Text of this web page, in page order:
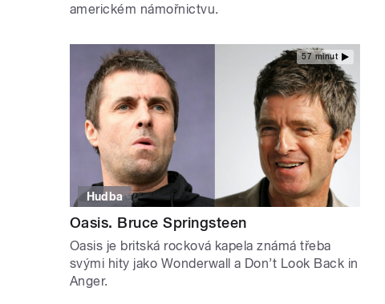
americkém námořnictvu.
57 minut
Hudba
Oasis. Bruce Springsteen
Oasis je britská rocková kapela známá třeba
svými hity jako Wonderwall a Don’t Look Back in
Anger.